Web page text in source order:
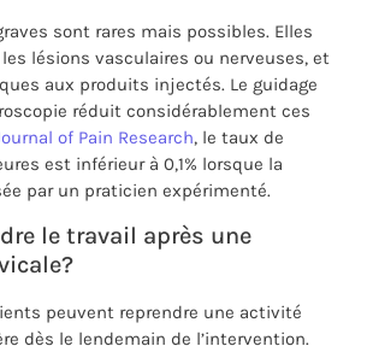
sont rares mais possibles. Elles
lésions vasculaires ou nerveuses, et
aux produits injectés. Le guidage
réduit considérablement ces
of Pain Research, le taux de
est inférieur à 0,1% lorsque la
par un praticien expérimenté.
le travail après une
peuvent reprendre une activité
dès le lendemain de l’intervention.